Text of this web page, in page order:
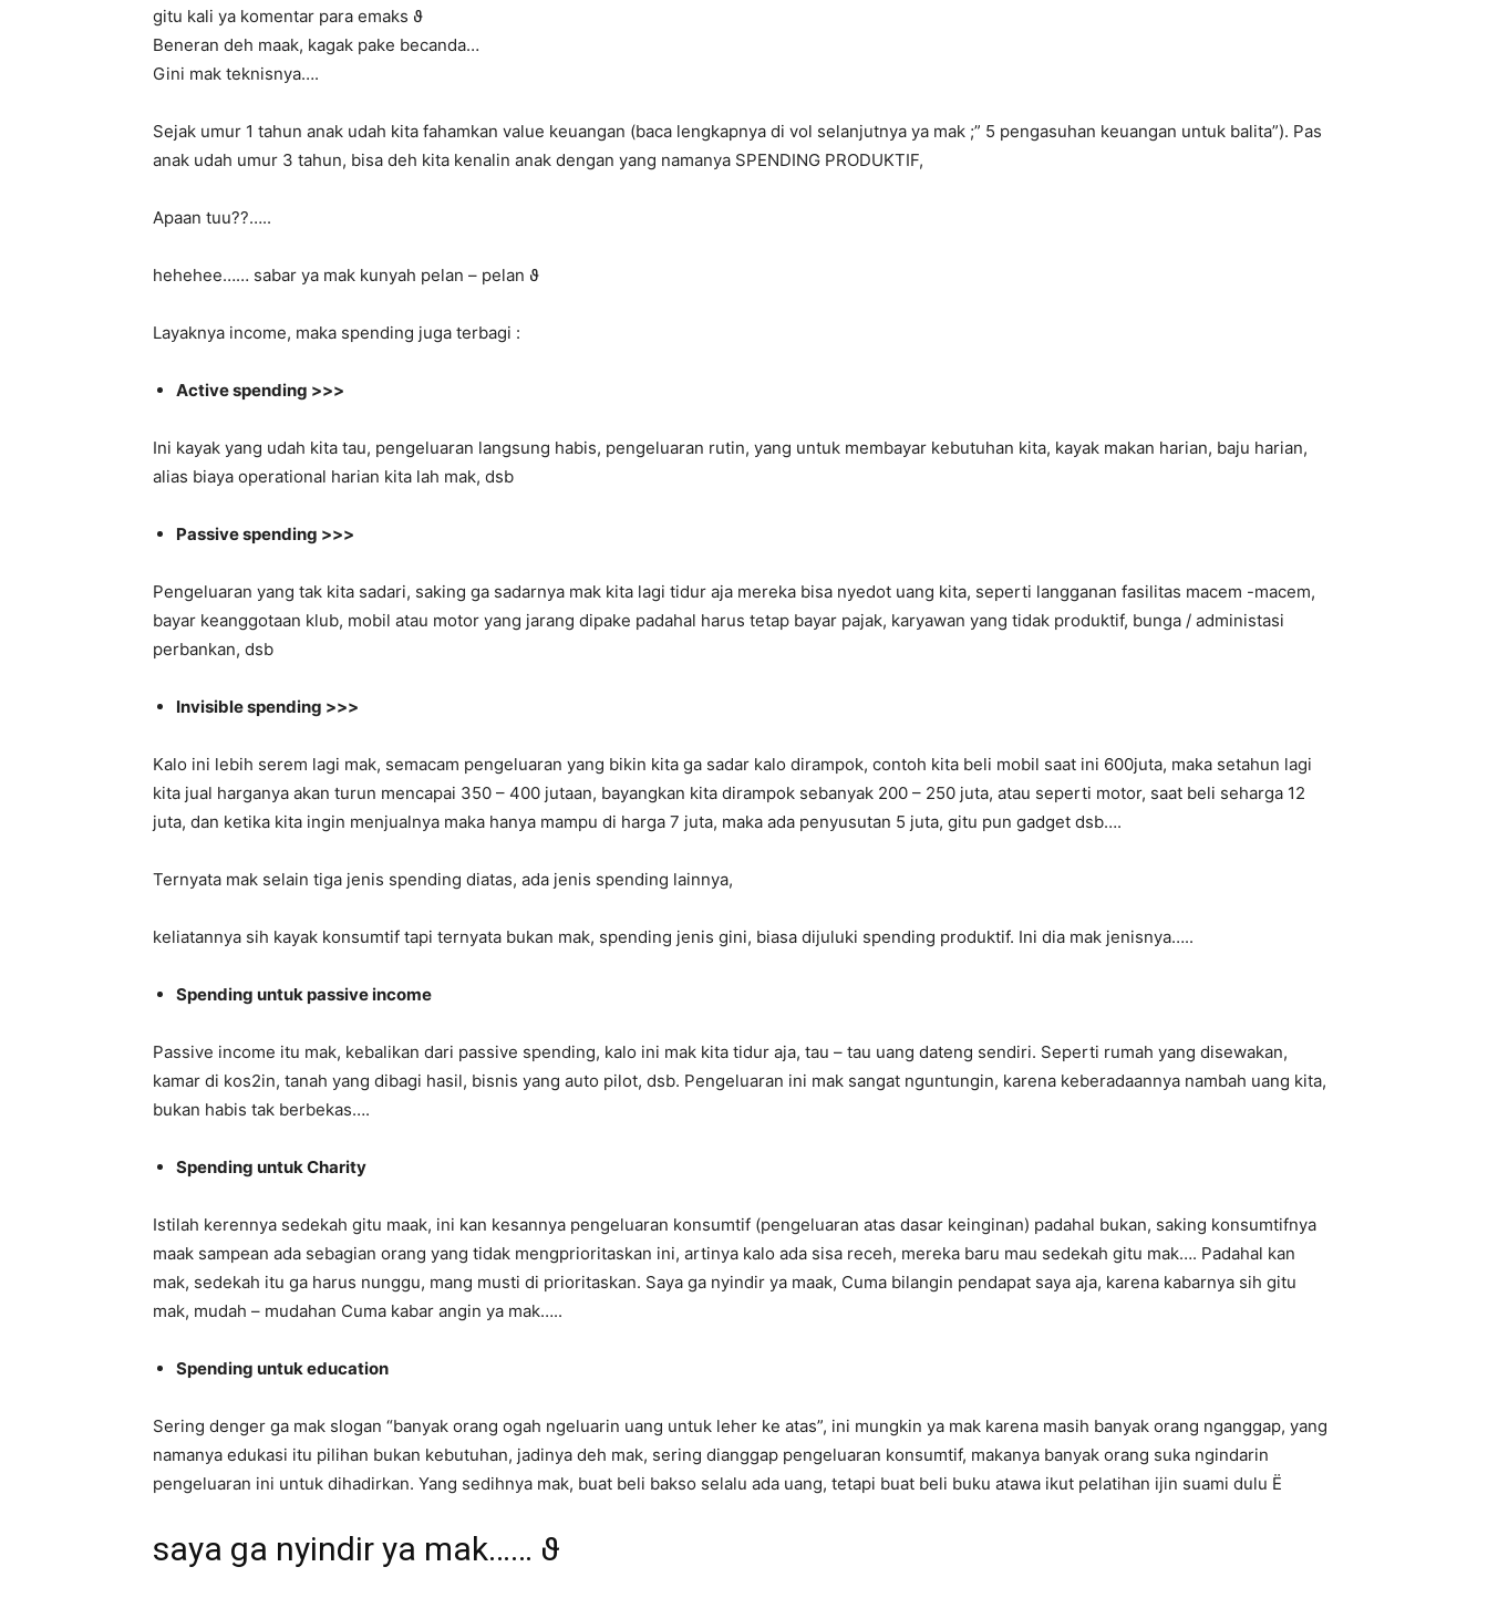
gitu kali ya komentar para emaks ϑ
Beneran deh maak, kagak pake becanda…
Gini mak teknisnya….
Sejak umur 1 tahun anak udah kita fahamkan value keuangan (baca lengkapnya di vol selanjutnya ya mak ;” 5 pengasuhan keuangan untuk balita”). Pas
anak udah umur 3 tahun, bisa deh kita kenalin anak dengan yang namanya SPENDING PRODUKTIF,
Apaan tuu??…..
hehehee…… sabar ya mak kunyah pelan – pelan ϑ
Layaknya income, maka spending juga terbagi :
Active spending >>>
Ini kayak yang udah kita tau, pengeluaran langsung habis, pengeluaran rutin, yang untuk membayar kebutuhan kita, kayak makan harian, baju harian,
alias biaya operational harian kita lah mak, dsb
Passive spending >>>
Pengeluaran yang tak kita sadari, saking ga sadarnya mak kita lagi tidur aja mereka bisa nyedot uang kita, seperti langganan fasilitas macem -macem,
bayar keanggotaan klub, mobil atau motor yang jarang dipake padahal harus tetap bayar pajak, karyawan yang tidak produktif, bunga / administasi
perbankan, dsb
Invisible spending >>>
Kalo ini lebih serem lagi mak, semacam pengeluaran yang bikin kita ga sadar kalo dirampok, contoh kita beli mobil saat ini 600juta, maka setahun lagi
kita jual harganya akan turun mencapai 350 – 400 jutaan, bayangkan kita dirampok sebanyak 200 – 250 juta, atau seperti motor, saat beli seharga 12
juta, dan ketika kita ingin menjualnya maka hanya mampu di harga 7 juta, maka ada penyusutan 5 juta, gitu pun gadget dsb….
Ternyata mak selain tiga jenis spending diatas, ada jenis spending lainnya,
keliatannya sih kayak konsumtif tapi ternyata bukan mak, spending jenis gini, biasa dijuluki spending produktif. Ini dia mak jenisnya…..
Spending untuk passive income
Passive income itu mak, kebalikan dari passive spending, kalo ini mak kita tidur aja, tau – tau uang dateng sendiri. Seperti rumah yang disewakan,
kamar di kos2in, tanah yang dibagi hasil, bisnis yang auto pilot, dsb. Pengeluaran ini mak sangat nguntungin, karena keberadaannya nambah uang kita,
bukan habis tak berbekas….
Spending untuk Charity
Istilah kerennya sedekah gitu maak, ini kan kesannya pengeluaran konsumtif (pengeluaran atas dasar keinginan) padahal bukan, saking konsumtifnya
maak sampean ada sebagian orang yang tidak mengprioritaskan ini, artinya kalo ada sisa receh, mereka baru mau sedekah gitu mak…. Padahal kan
mak, sedekah itu ga harus nunggu, mang musti di prioritaskan. Saya ga nyindir ya maak, Cuma bilangin pendapat saya aja, karena kabarnya sih gitu
mak, mudah – mudahan Cuma kabar angin ya mak…..
Spending untuk education
Sering denger ga mak slogan “banyak orang ogah ngeluarin uang untuk leher ke atas”, ini mungkin ya mak karena masih banyak orang nganggap, yang
namanya edukasi itu pilihan bukan kebutuhan, jadinya deh mak, sering dianggap pengeluaran konsumtif, makanya banyak orang suka ngindarin
pengeluaran ini untuk dihadirkan. Yang sedihnya mak, buat beli bakso selalu ada uang, tetapi buat beli buku atawa ikut pelatihan ijin suami dulu Ë
saya ga nyindir ya mak…… ϑ